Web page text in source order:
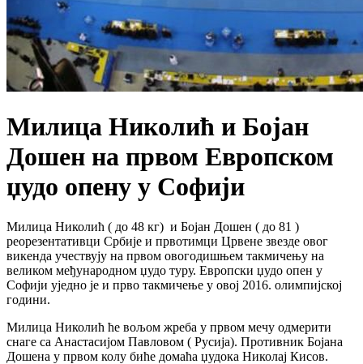
Милица Николић и Бојан
Дошен на првом Европском
џудо опену у Софији
Милица Николић ( до 48 кг) и Бојан Дошен ( до 81 )
реорезентативци Србије и првотимци Црвене звезде овог
викенда учествују на првом овогодишњем такмичењу на
великом међународном џудо туру. Европски џудо опен у
Софији уједно је и прво такмичење у овој 2016. олимпијској
години.
Милица Николић ће вољом жреба у првом мечу одмерити
снаге са Анастасијом Павловом ( Русија). Противник Бојана
Дошена у првом колу биће домаћа џудока Николај Кисов.